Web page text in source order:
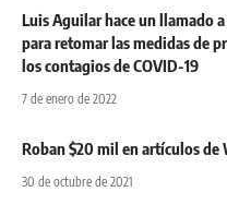
Luis Aguilar hace un llamado
para retomar las medidas de
los contagios de COVID-19
7 de enero de 2022
Roban $20 mil en artículos de
30 de octubre de 2021